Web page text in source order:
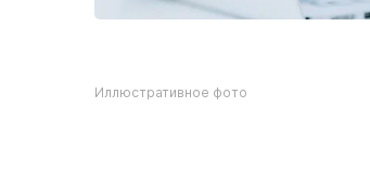
Иллюстративное фото